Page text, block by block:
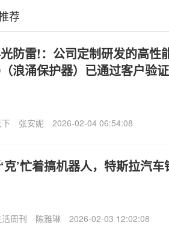
荐
防雷!：公司定制研发的高性
浪涌保护器）已通过客户验证
张安妮 2026-02-04 06:54:08
克’忙着搞机器人，特斯拉汽
周刊 陈雅琳 2026-02-03 12:02:08